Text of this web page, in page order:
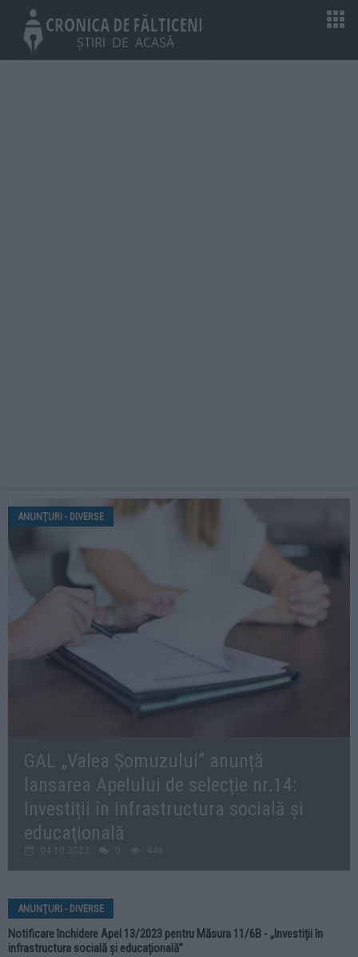
GAL „Valea Șomuzului” anunță
lansarea Apelului de selecție nr.14:
Investiții în infrastructura socială şi
educaţională
ANUNŢURI - DIVERSE
ANUNŢURI - DIVERSE
Notificare închidere Apel 13/2023 pentru Măsura 11/6B - „Investiții în
infrastructura socială și educațională”